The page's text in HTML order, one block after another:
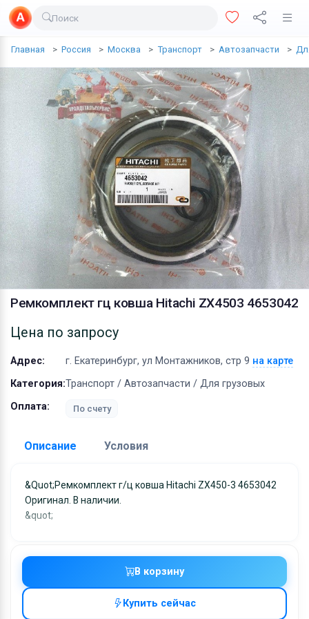
Поиск
Главная Россия Москва Транспорт Автозапчасти
Ремкомплект гц ковша Hitachi ZX4503 4653042
В корзину
Купить сейчас
Цена по запросу
Адрес: г. Екатеринбург, ул Монтажников, стр 9 на карте
Категория:Транспорт / Автозапчасти / Для грузовых
Оплата:
По счету
Описание Условия
&quot;Ремкомплект г/ц ковша Hitachi ZX450-3 4653042
Оригинал. В наличии.
&quot;
Доставка:
Адрес самовывоза:
Отправка товара осуществляется в течение 2-х
после получения оплаты и отправляются через UPS
отслеживанием местоположения посылки и
без обязательной подписи. При выборе доставки
Доставка еды
Транспорт
Недвижимость
Услуги
Личные вещи
Одежда и обувь
Электроника
Все для дома
Хобби и отдых
Животные
Материалы